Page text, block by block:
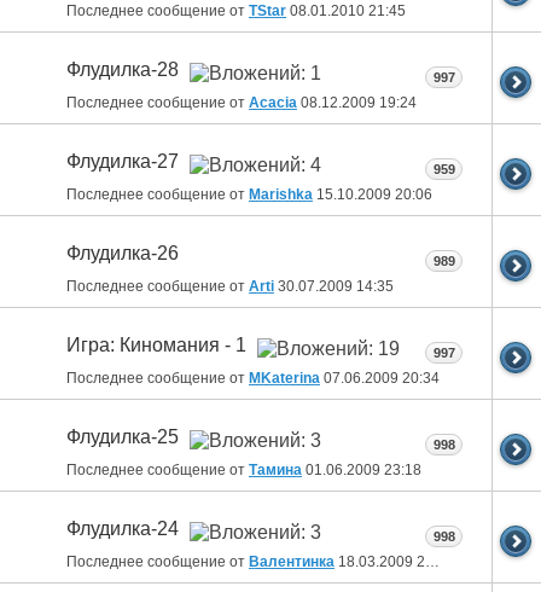
Последнее сообщение от ТStar 08.01.2010 21:45
Флудилка-28
Последнее сообщение от Acacia 08.12.2009 19:24
997
Флудилка-27
Последнее сообщение от Marishka 15.10.2009 20:06
959
Флудилка-26
Последнее сообщение от Arti 30.07.2009 14:35
989
Игра: Киномания - 1
Последнее сообщение от MKaterina 07.06.2009 20:34
997
Флудилка-25
Последнее сообщение от Тамина 01.06.2009 23:18
998
Флудилка-24
Последнее сообщение от Валентинка 18.03.2009 22:19
998